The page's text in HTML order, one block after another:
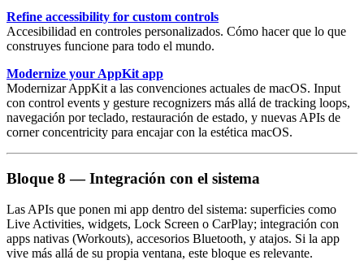
Refine accessibility for custom controls
Accesibilidad en controles personalizados. Cómo hacer que lo que
construyes funcione para todo el mundo.
Modernize your AppKit app
Modernizar AppKit a las convenciones actuales de macOS. Input
con control events y gesture recognizers más allá de tracking loops,
navegación por teclado, restauración de estado, y nuevas APIs de
corner concentricity para encajar con la estética macOS.
Bloque 8 — Integración con el sistema
Las APIs que ponen mi app dentro del sistema: superficies como
Live Activities, widgets, Lock Screen o CarPlay; integración con
apps nativas (Workouts), accesorios Bluetooth, y atajos. Si la app
vive más allá de su propia ventana, este bloque es relevante.